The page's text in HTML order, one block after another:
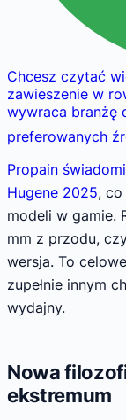
Chcesz czytać
zawieszenie w
wywraca branżę
preferowanych
Propain
Hugene 2025,
modeli w gamie.
mm z przodu,
wersja. To
zupełnie innym
wydajny.
Nowa
ekstremum